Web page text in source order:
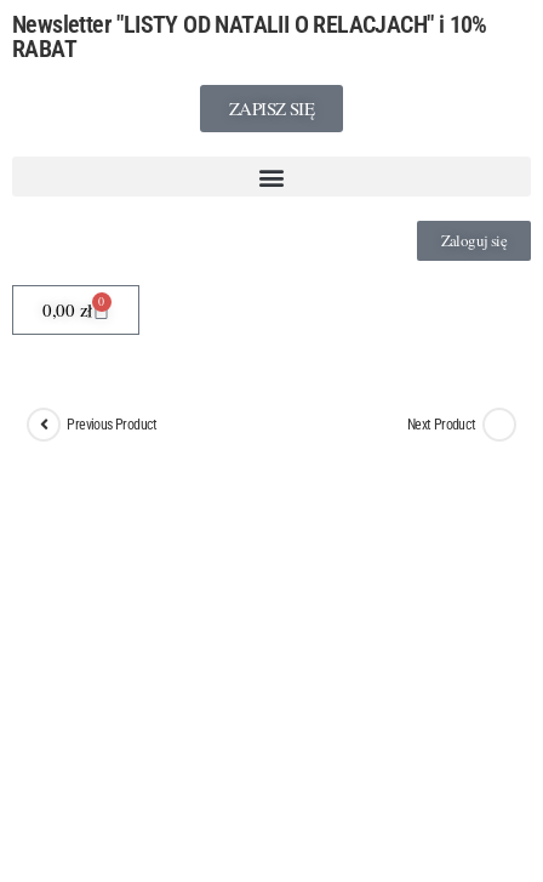
Newsletter"LISTY OD NATALII O RELACJACH"i 10%
RABAT
ZAPISZ SIĘ
Zaloguj się
0,00 zł 0
Previous Product Next Product